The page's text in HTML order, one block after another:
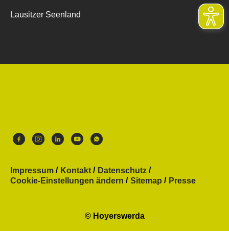
Lausitzer Seenland
Impressum Kontakt
Datenschutz
Cookie-Einstellungen ändern
Sitemap Presse
© Hoyerswerda